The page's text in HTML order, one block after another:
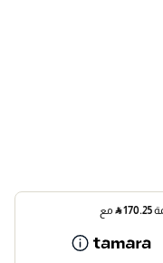
170.25
⃁ مع